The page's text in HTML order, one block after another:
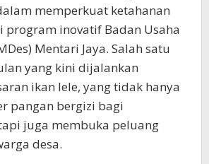
memperkuat ketahanan
program inovatif Badan Usaha
Mentari Jaya. Salah satu
yang kini dijalankan
ikan lele, yang tidak hanya
pangan bergizi bagi
juga membuka peluang
desa.